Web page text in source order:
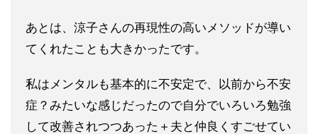
あとは、涼子さんの再現性の高いメソッドが導い
てくれたことも大きかったです。
私はメンタルも基本的に不安定で、以前から不安
症？みたいな感じだったので自分でいろいろ勉強
して改善されつつあった＋ 夫と仲良くすごせてい